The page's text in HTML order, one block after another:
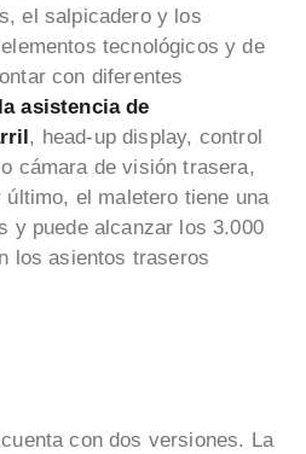
el salpicadero y los
tecnológicos y de
con diferentes
la asistencia de
, head-up display, control
cámara de visión trasera,
el maletero tiene una
y puede alcanzar los 3.000
los asientos traseros
con dos versiones. La